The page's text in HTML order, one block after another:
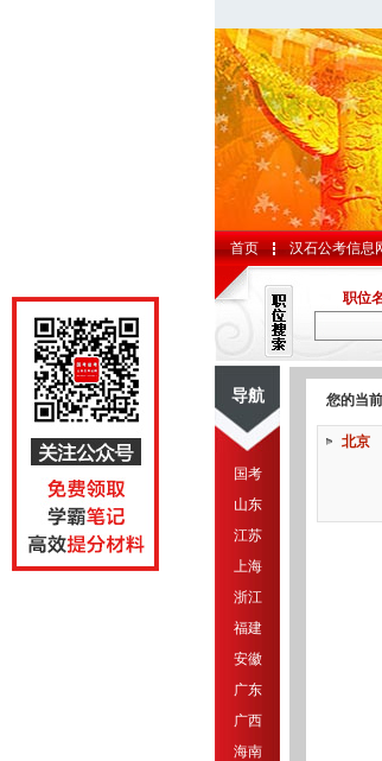
首页 汉石公考信息
职位
导航
国考
山东
江苏
上海
浙江
福建
安徽
广东
广西
海南
您的当
北京